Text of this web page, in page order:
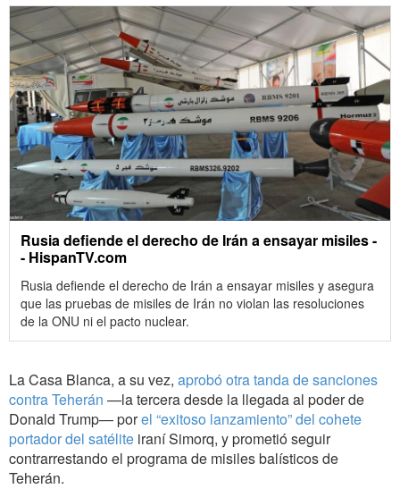
Rusia defiende el derecho de Irán a ensayar misiles -
- HispanTV.com
Rusia defiende el derecho de Irán a ensayar misiles y asegura
que las pruebas de misiles de Irán no violan las resoluciones
de la ONU ni el pacto nuclear.
La Casa Blanca, a su vez, aprobó otra tanda de sanciones
contra Teherán —la tercera desde la llegada al poder de
Donald Trump— porel “exitoso lanzamiento” del cohete
portador del satélite iraní Simorq, y prometió seguir
contrarrestando el programa de misiles balísticos de
Teherán.